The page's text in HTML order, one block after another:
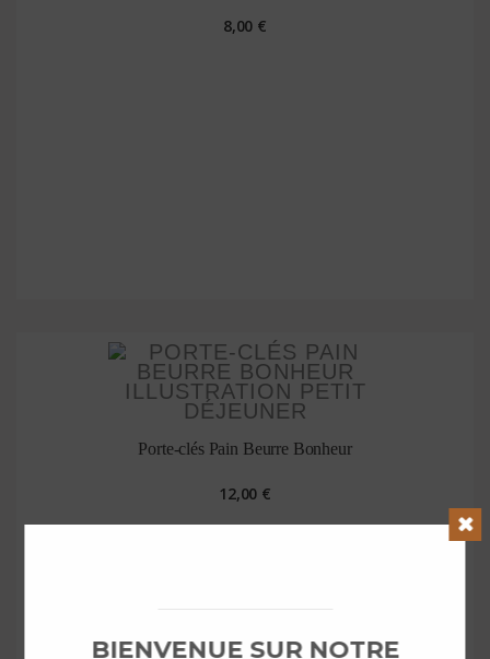
8,00 €
Porte-clés Pain Beurre Bonheur
12,00 €
BIENVENUE SUR NOTRE